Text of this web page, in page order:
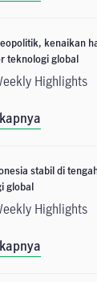
kenaikan
teknologi global
Highlights
stabil di
global
Highlights